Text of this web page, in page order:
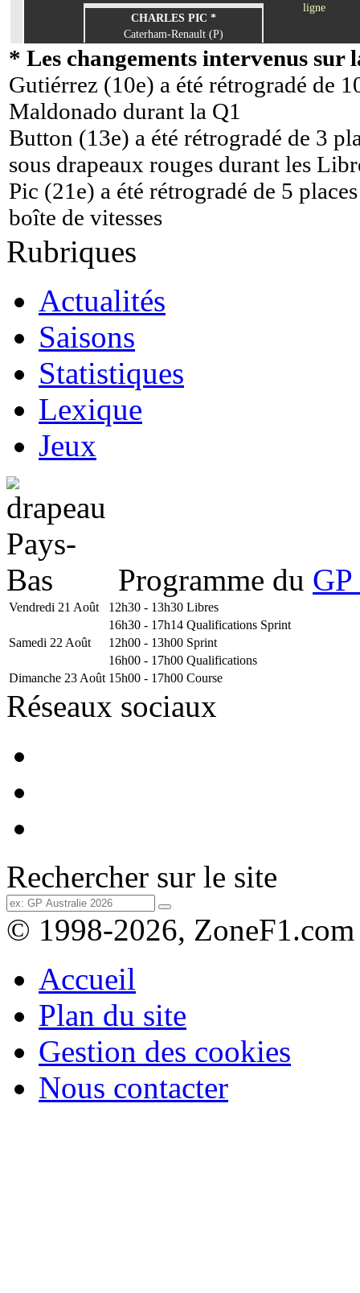
ligne
CHARLES PIC *
Caterham-Renault (P)
* Les changements intervenus sur
Gutiérrez (10e) a été rétrogradé de
Maldonado durant la Q1
Button (13e) a été rétrogradé de 3
sous drapeaux rouges durant les
Pic (21e) a été rétrogradé de 5
boîte de vitesses
Rubriques
Actualités
Saisons
Statistiques
Lexique
Jeux
Programme du
Vendredi 21 Août 12h30 - 13h30 Libres
16h30 - 17h14 Qualifications Sprint
Samedi 22 Août
12h00 - 13h00 Sprint
16h00 - 17h00 Qualifications
Dimanche 23 Août 15h00 - 17h00 Course
Réseaux sociaux
Rechercher sur le site
© 1998-2026, ZoneF1.com
Accueil
Plan du site
Gestion des cookies
Nous contacter